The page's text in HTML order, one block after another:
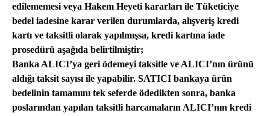
edilememesi veya Hakem Heyeti kararları ile Tüketiciye
bedel iadesine karar verilen durumlarda, alışveriş kredi
kartı ve taksitli olarak yapılmışsa, kredi kartına iade
prosedürü aşağıda belirtilmiştir;
Banka ALICI’ya geri ödemeyi taksitle ve ALICI’nın ürünü
aldığı taksit sayısı ile yapabilir. SATICI bankaya ürün
bedelinin tamamını tek seferde ödedikten sonra, banka
poslarından yapılan taksitli harcamaların ALICI’nın kredi